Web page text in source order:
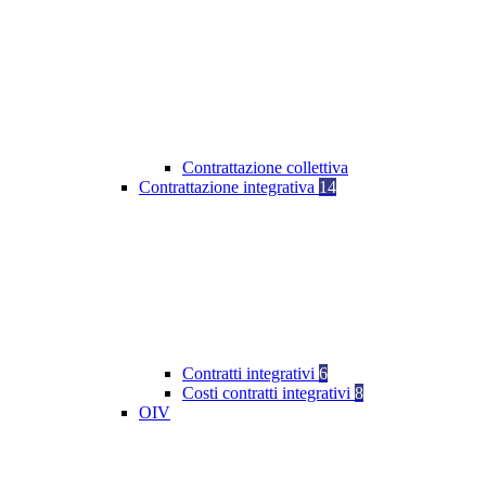
Contrattazione collettiva
Contrattazione integrativa 14
Contratti integrativi 6
Costi contratti integrativi 8
OIV